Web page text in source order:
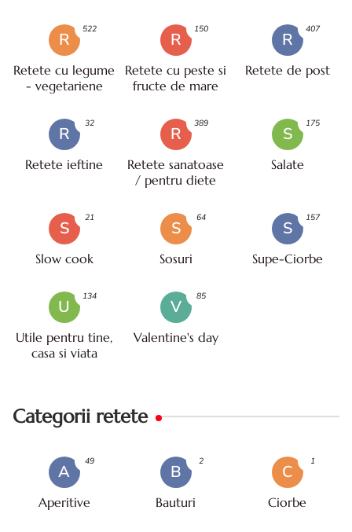
R
Retete cu legume
- vegetariene
522
R
Retete cu peste si
fructe de mare
150
R
Retete de post
407
R
Retete ieftine
32
R
Retete sanatoase
/ pentru diete
389
S
Salate
175
S
Slow cook
21
S
Sosuri
64
S
Supe-Ciorbe
157
U
Utile pentru tine,
casa si viata
134
V
Valentine's day
85
Categorii retete
A
Aperitive
49
B
Bauturi
2
C
Ciorbe
1